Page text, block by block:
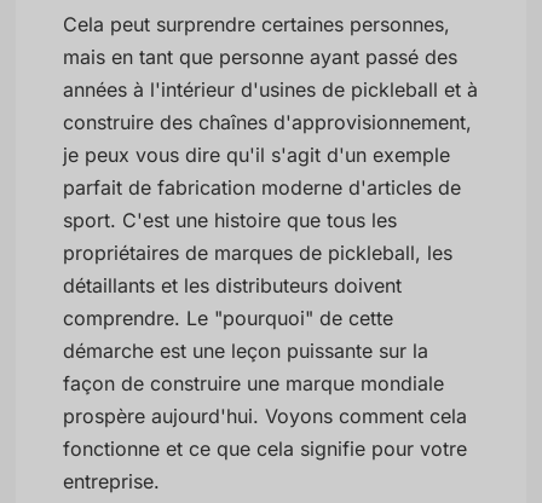
Cela peut surprendre certaines personnes,
mais en tant que personne ayant passé des
années à l'intérieur d'usines de pickleball et à
construire des chaînes d'approvisionnement,
je peux vous dire qu'il s'agit d'un exemple
parfait de fabrication moderne d'articles de
sport. C'est une histoire que tous les
propriétaires de marques de pickleball, les
détaillants et les distributeurs doivent
comprendre. Le "pourquoi" de cette
démarche est une leçon puissante sur la
façon de construire une marque mondiale
prospère aujourd'hui. Voyons comment cela
fonctionne et ce que cela signifie pour votre
entreprise.